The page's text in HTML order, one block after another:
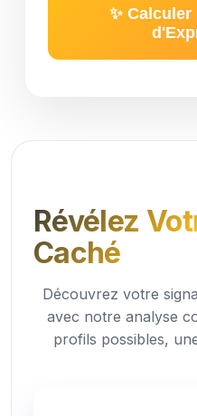
✨
Révélez
Caché
Découvrez votre
avec notre analyse
profils possibles,